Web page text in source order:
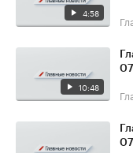
4:58
10:48